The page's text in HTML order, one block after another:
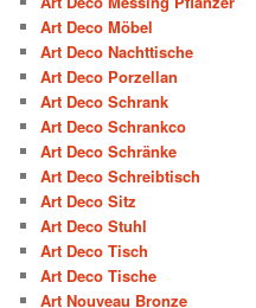
Art Deco Möbel
Art Deco Nachttische
Art Deco Porzellan
Art Deco Schrank
Art Deco Schrankco
Art Deco Schränke
Art Deco Schreibtisch
Art Deco Sitz
Art Deco Stuhl
Art Deco Tisch
Art Deco Tische
Art Nouveau Bronze